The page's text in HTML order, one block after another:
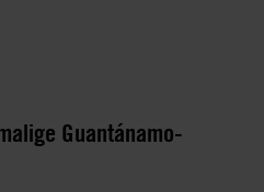
Guantánamo-